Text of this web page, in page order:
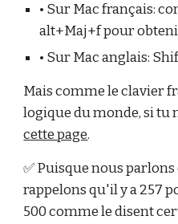
• Sur Mac français:
alt+Maj+f pour
• Sur Mac anglais:
Mais comme le clavier
logique du monde, si tu
cette page.
✅ Puisque nous
rappelons qu'il y a 257
500 comme le disent